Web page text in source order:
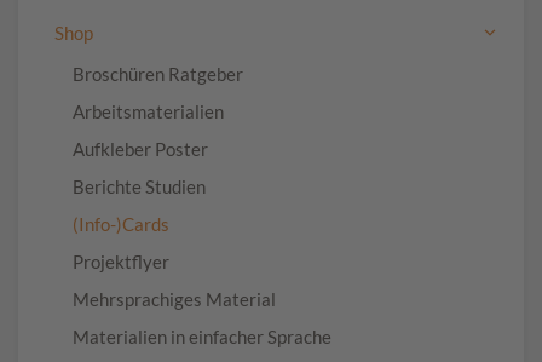
Shop
Broschüren Ratgeber
Arbeitsmaterialien
Aufkleber Poster
Berichte Studien
(Info-)Cards
Projektflyer
Mehrsprachiges Material
Materialien in einfacher Sprache